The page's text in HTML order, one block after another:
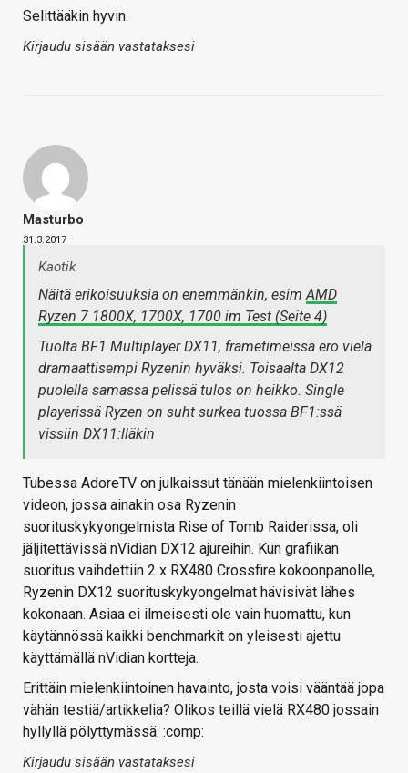
Selittääkin hyvin.
Kirjaudu sisään vastataksesi
Masturbo
31.3.2017
Kaotik
Näitä erikoisuuksia on enemmänkin, esimAMD
Ryzen 7 1800X, 1700X, 1700 im Test (Seite 4)
Tuolta BF1 Multiplayer DX11, frametimeissä ero vielä
dramaattisempi Ryzenin hyväksi. Toisaalta DX12
puolella samassa pelissä tulos on heikko. Single
playerissä Ryzen on suht surkea tuossa BF1:ssä
vissiin DX11:lläkin
Tubessa AdoreTV on julkaissut tänään mielenkiintoisen
videon, jossa ainakin osa Ryzenin
suorituskykyongelmista Rise of Tomb Raiderissa, oli
jäljitettävissä nVidian DX12 ajureihin. Kun grafiikan
suoritus vaihdettiin 2 x RX480 Crossfire kokoonpanolle,
Ryzenin DX12 suorituskykyongelmat hävisivät lähes
kokonaan. Asiaa ei ilmeisesti ole vain huomattu, kun
käytännössä kaikki benchmarkit on yleisesti ajettu
käyttämällä nVidian kortteja.
Erittäin mielenkiintoinen havainto, josta voisi vääntää jopa
vähän testiä/artikkelia? Olikos teillä vielä RX480 jossain
hyllyllä pölyttymässä. :comp:
Kirjaudu sisään vastataksesi